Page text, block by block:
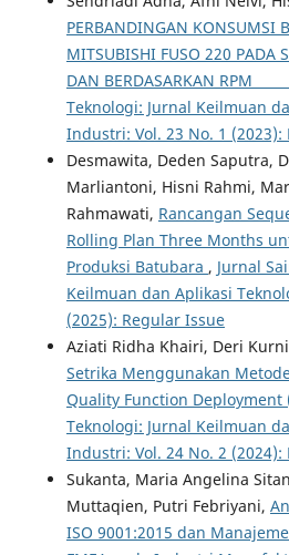
PERBANDINGAN KONSUMSI
MITSUBISHI FUSO 220 PADA
DAN BERDASARKAN
Teknologi: Jurnal Keilmuan
Industri: Vol. 23 No. 1 (2023):
Desmawita, Deden Saputra,
Marliantoni, Hisni Rahmi,
Rahmawati, Rancangan
Rolling Plan Three Months
Produksi Batubara , Jurnal
Keilmuan dan Aplikasi
(2025): Regular Issue
Aziati Ridha Khairi, Deri
Setrika Menggunakan
Quality Function Deployment
Teknologi: Jurnal Keilmuan
Industri: Vol. 24 No. 2 (2024):
Sukanta, Maria Angelina
Muttaqien, Putri Febriyani,
ISO 9001:2015 dan